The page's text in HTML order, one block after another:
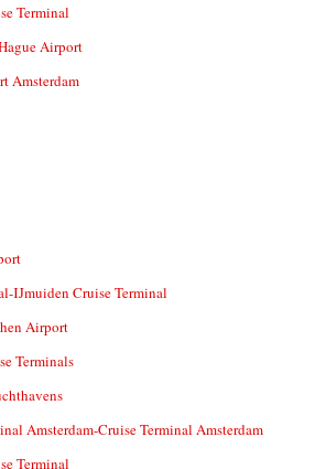
Terminal
Airport
Amsterdam
IJmuiden Cruise Terminal
Airport
Terminals
Amsterdam-Cruise Terminal Amsterdam
Terminal